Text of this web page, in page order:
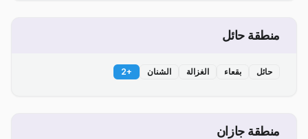
منطقة حائل
حائل بقعاء الغزالة الشنان +
2
منطقة جازان